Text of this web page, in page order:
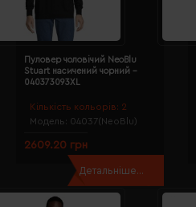
Кількість кольорів: 2
Модель: 04037(NeoBlu)
Пуловер чоловічий NeoBlu
Stuart насичений чорний -
040373093XL
2609.20 грн
Детальніше...